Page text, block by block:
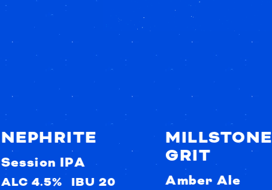
NEPHRITE
Session IPA
ALC 4.5% IBU 20
MILLSTONE
GRIT
Amber Ale